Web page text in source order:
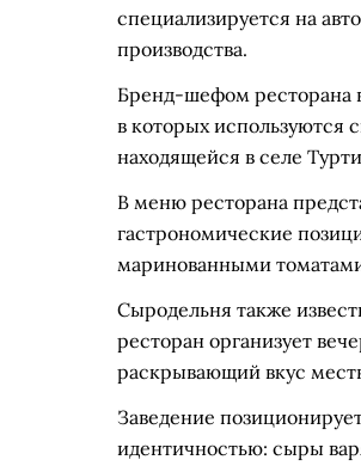
специализируется на
производства.
Бренд-шефом ресторана
в которых используются
находящейся в селе
В меню ресторана
гастрономические
маринованными
Сыродельня также
ресторан организует
раскрывающий вкус
Заведение
идентичностью: сыры